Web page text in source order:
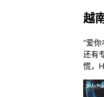
越
“爱
还有
慌，